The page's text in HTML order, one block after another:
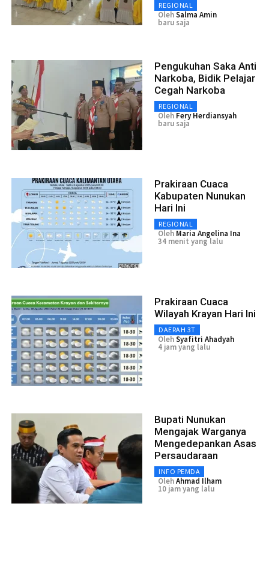
REGIONAL
OlehSalma Amin
baru saja
Pengukuhan Saka Anti
Narkoba, Bidik Pelajar
Cegah Narkoba
REGIONAL
Oleh Fery Herdiansyah
baru saja
Prakiraan Cuaca
Kabupaten Nunukan
Hari Ini
REGIONAL
Oleh Maria Angelina Ina
34 menit yang lalu
Prakiraan Cuaca
Wilayah Krayan Hari Ini
DAERAH 3T
OlehSyafitri Ahadyah
4 jam yang lalu
Bupati Nunukan
Mengajak Warganya
Mengedepankan Asas
Persaudaraan
INFO PEMDA
OlehAhmad Ilham
10 jam yang lalu